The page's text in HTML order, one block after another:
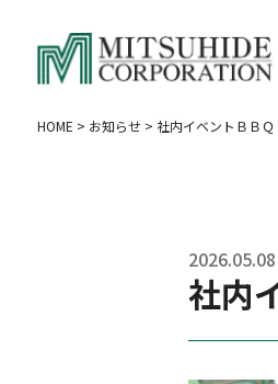
HOME > お知らせ> 社内イベントＢＢＱ
2026.05.08
社内